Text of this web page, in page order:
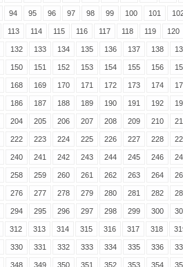
94 95 96 97 98 99 100 101
113 114 115 116 117 118 119 120
132 133 134 135 136 137 138
150 151 152 153 154 155 156
168 169 170 171 172 173 174
186 187 188 189 190 191 192
204 205 206 207 208 209 210
222 223 224 225 226 227 228
240 241 242 243 244 245 246
258 259 260 261 262 263 264
276 277 278 279 280 281 282
294 295 296 297 298 299 300
312 313 314 315 316 317 318
330 331 332 333 334 335 336
348 349 350 351 352 353 354